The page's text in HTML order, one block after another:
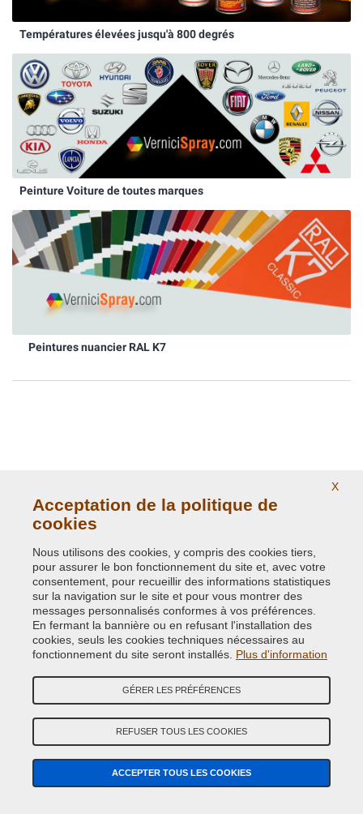
Températures élevées jusqu'à 800 degrés
Peinture Voiture de toutes marques
Peintures nuancier RAL K7
Adresse:E-COMIT srl, Via Giuseppe Di Vittorio, 93-95 - Z.I. Terrafino -
50053 EMPOLI (FI) Italy
Tel: (+39) 0571.530262
Fax:(+39) 0571.534056
Email: info@vernicispray.fr
Numéro de TVA:FR 54 841181977
PAIEMENTS SÉCURISÉS
X
Acceptation de la politique de
cookies
Nous utilisons des cookies, y compris des cookies tiers,
pour assurer le bon fonctionnement du site et, avec votre
consentement, pour recueillir des informations statistiques
sur la navigation sur le site et pour vous montrer des
messages personnalisés conformes à vos préférences.
En fermant la bannière ou en refusant l'installation des
cookies, seuls les cookies techniques nécessaires au
fonctionnement du site seront installés. Plus d'information
GÉRER LES PRÉFÉRENCES
REFUSER TOUS LES COOKIES
ACCEPTER TOUS LES COOKIES